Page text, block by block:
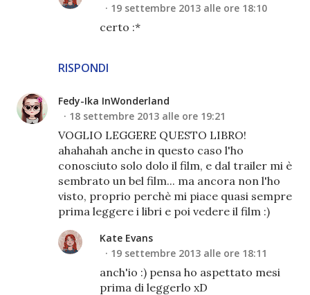
RISPONDI
19 settembre 2013 alle ore 18:10
certo :*
Fedy-Ika InWonderland
18 settembre 2013 alle ore 19:21
VOGLIO LEGGERE QUESTO LIBRO!
ahahahah anche in questo caso l'ho
conosciuto solo dolo il film, e dal trailer mi è
sembrato un bel film... ma ancora non l'ho
visto, proprio perchè mi piace quasi sempre
prima leggere i libri e poi vedere il film :)
Kate Evans
19 settembre 2013 alle ore 18:11
anch'io :) pensa ho aspettato mesi
prima di leggerlo xD